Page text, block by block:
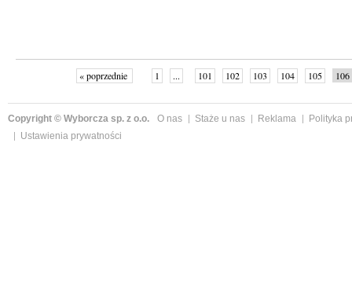
« poprzednie 1 ... 101 102 103 104 105 106
Copyright © Wyborcza sp. z o.o. O nas Staże u nas Reklama
Polityka
Ustawienia prywatności